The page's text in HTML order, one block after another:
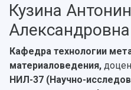
Кузина
Александровна
Кафедра технологии
материаловедения,
НИЛ-37 (Научно-